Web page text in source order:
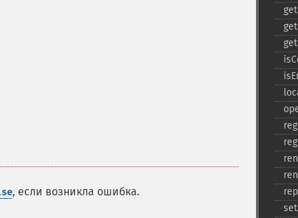
, если возникла ошибка.